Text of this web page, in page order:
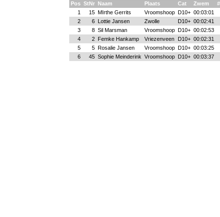
Pos StNr Naam Plaats Cat Zwem
1
15 MIrthe Gerrits Vroomshoop D10+ 00:03:01
2
6 Lottie Jansen Zwolle D10+ 00:02:41
3
8 Sil Marsman Vroomshoop D10+ 00:02:53
4
2 Femke Hankamp Vriezenveen D10+ 00:02:31
5
5 Rosalie Jansen Vroomshoop D10+ 00:03:25
6
45 Sophie Meinderink Vroomshoop D10+ 00:03:37